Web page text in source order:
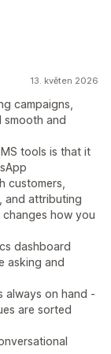
13. květen 2026
campaigns,
smooth and
tools is that it
customers,
and attributing
how you
dashboard
asking and
always on hand -
are sorted